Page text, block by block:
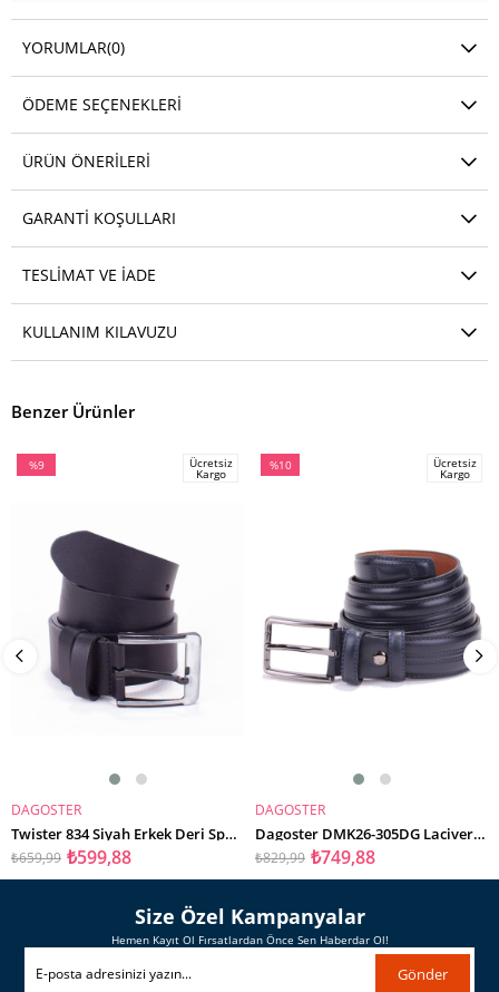
YORUMLAR(0)
ÖDEME SEÇENEKLERI
ÜRÜN ÖNERILERI
GARANTI KOŞULLARI
TESLIMAT VE IADE
KULLANIM KILAVUZU
Benzer Ürünler
SEPETE EKLE
%9
Ücretsiz
Kargo
DAGOSTER
Twister 834 Siyah Erkek Deri Spor Kemer
₺599,88
₺659,99
SEPETE EKLE
%10
Ücretsiz
Kargo
DAGOSTER
Dagoster DMK26-305DG Lacivert 3,5 cm Hakiki Deri Erkek Kemer
₺749,88
₺829,99
Size Özel Kampanyalar
Hemen Kayıt Ol Fırsatlardan Önce Sen Haberdar Ol!
Gönder